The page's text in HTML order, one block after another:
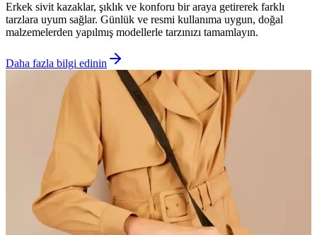
Erkek sivit kazaklar, şıklık ve konforu bir araya getirerek farklı
tarzlara uyum sağlar. Günlük ve resmi kullanıma uygun, doğal
malzemelerden yapılmış modellerle tarzınızı tamamlayın.
Daha fazla bilgi edinin